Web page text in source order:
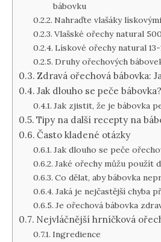
bábovku
Nahraďte vlašáky
Vlašské ořechy natural
Lískové ořechy natural 13-
Druhy ořechových
Zdravá ořechová bábovka:
Jak dlouho se peče bábovka?
Jak zjistit, že je bábovka
Tipy na další recepty na
Často kladené otázky
Jak dlouho se peče
Jaké ořechy můžu použít
Co dělat, aby bábovka
Jaká je nejčastější chyba
Je ořechová bábovka
Nejvláčnější hrníčková
Ingredience